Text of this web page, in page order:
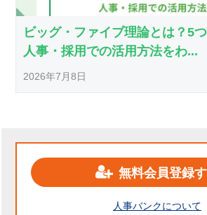
ビッグ・ファイブ理論とは？5
人事・採用での活用方法をわ...
2026年7月8日
無料会員登録
人事バンクについて